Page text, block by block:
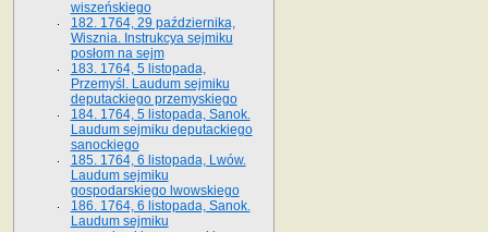
wiszeńskiego
182. 1764, 29 października,
Wisznia. Instrukcya sejmiku
posłom na sejm
183. 1764, 5 listopada,
Przemyśl. Laudum sejmiku
deputackiego przemyskiego
184. 1764, 5 listopada, Sanok.
Laudum sejmiku deputackiego
sanockiego
185. 1764, 6 listopada, Lwów.
Laudum sejmiku
gospodarskiego lwowskiego
186. 1764, 6 listopada, Sanok.
Laudum sejmiku